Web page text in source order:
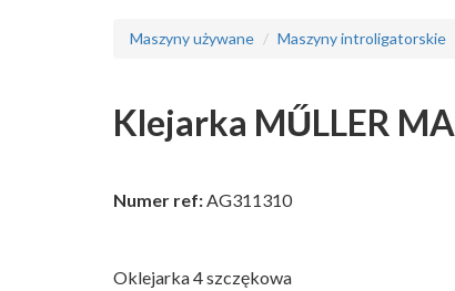
Maszyny używane Maszyny introligatorskie
Klejarka MŰLLER
Numer ref:AG311310
Oklejarka 4 szczękowa